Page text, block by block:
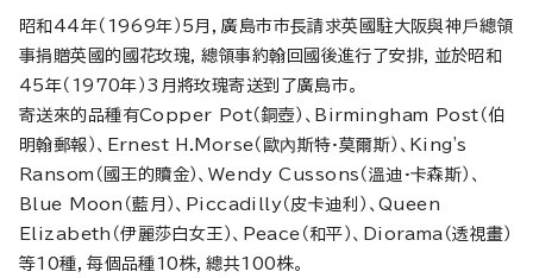
昭和44年（1969年）5月，廣島市市長請求英國駐大阪與神戶總領
事捐贈英國的國花玫瑰，總領事約翰回國後進行了安排，並於昭和
45年（1970年）3月將玫瑰寄送到了廣島市。
寄送來的品種有Copper Pot（銅壺）、Birmingham Post（伯
明翰郵報）、Ernest H.Morse（歐內斯特·莫爾斯）、King's
Ransom（國王的贖金）、Wendy Cussons（溫迪·卡森斯）、
Blue Moon（藍月）、Piccadilly（皮卡迪利）、Queen
Elizabeth（伊麗莎白女王）、Peace（和平）、Diorama（透視畫）
等10種，每個品種10株，總共100株。